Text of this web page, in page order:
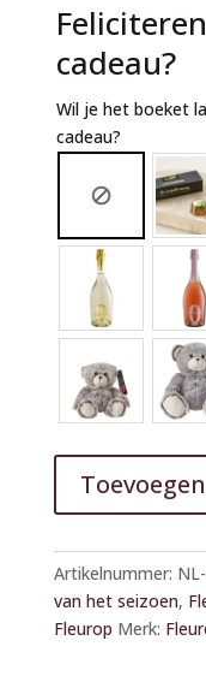
cadeau?
Wil je het boeket
cadeau?
l
t
e
r
Artikelnummer:
van het seizoen,
Fleurop Merk: